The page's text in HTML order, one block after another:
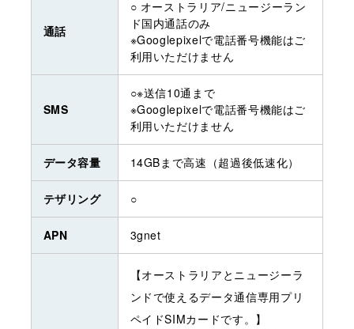
通話
○ オーストラリア/ニュージーラン
ド国内通話のみ
※Googlepixelで電話番号機能はご
利用いただけません
SMS
○※送信10通まで
※Googlepixelで電話番号機能はご
利用いただけません
データ容量 14GBまで高速（超過後低速化）
テザリング ○
APN 3gnet
【オーストラリアとニュージーラ
ンドで使えるデータ通信専用プリ
ペイドSIMカードです。】